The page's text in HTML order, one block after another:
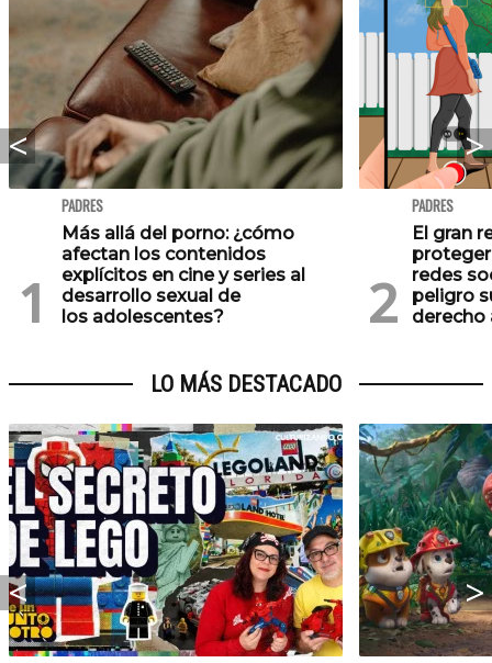
PADRES
Más allá del porno: ¿cómo
afectan los contenidos
explícitos en cine y series al
desarrollo sexual de
los adolescentes?
PADRES
El gran
redes
peligro
derecho
LO MÁS DESTACADO